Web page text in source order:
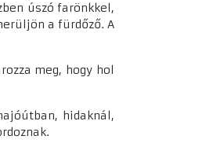
úszó farönkkel,
a fürdőző. A
meg, hogy hol
hidaknál,